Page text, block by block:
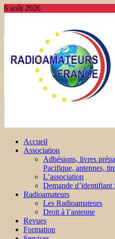
6 août 2026
Accueil
Association
Adhésions, livres
Pacifique, antennes,
L’association
Demande d’identifiant
Radioamateurs
Les Radioamateurs
Droit à l’antenne
Revues
Formation